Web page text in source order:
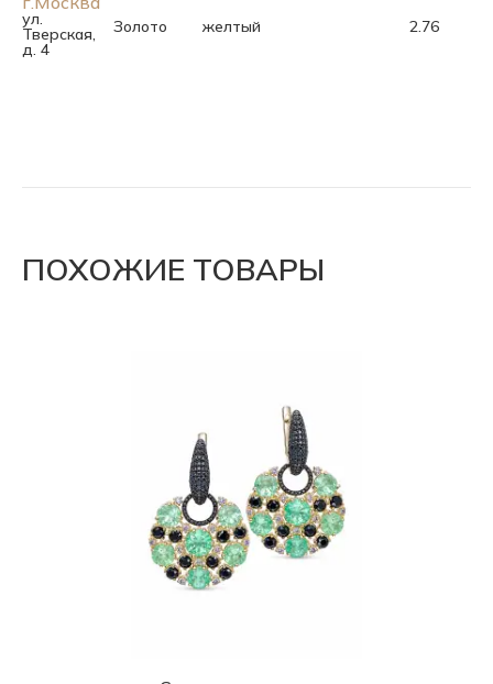
ул.
Тверская,
д. 4
Золото желтый 2.76
ПОХОЖИЕ ТОВАРЫ